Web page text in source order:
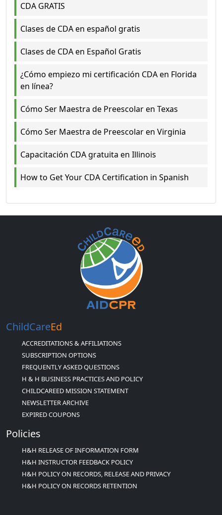
CDA GRATIS
Clases de CDA en español gratis
Clases de CDA en Español Gratis
¿Cómo empiezo mi certificación CDA en Florida
en línea?
Cómo Ser Maestra de Preescolar en Texas
Cómo Ser Maestra de Preescolar en Virginia
Capacitación CDA gratuita en Illinois
How to Get Your CDA Certification in Spanish
ChildCareEd
ACCREDITATIONS & AFFILIATIONS
SUBSCRIPTION OPTIONS
FREQUENTLY ASKED QUESTIONS
H & H BUSINESS PRACTICES AND POLICY
CHILDCAREED MISSION STATEMENT
NEWSLETTER ARCHIVE
EXPIRED COUPONS
Policies
H&H RELEASE OF INFORMATION FORM
H&H INSTRUCTOR FEEDBACK POLICY
H&H POLICY ON RECORDS, RELEASE AND PRIVACY
H&H POLICY ON RECORDS RETENTION